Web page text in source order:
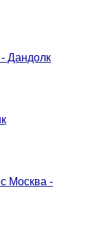
Дандолк
Москва -